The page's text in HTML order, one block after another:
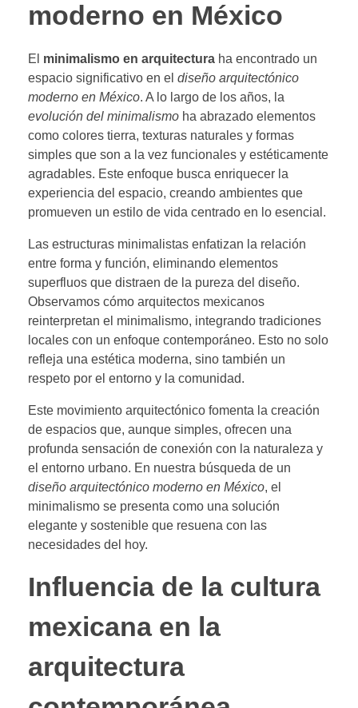
moderno en México
El minimalismo en arquitectura ha encontrado un
espacio significativo en el diseño arquitectónico
moderno en México. A lo largo de los años, la
evolución del minimalismo ha abrazado elementos
como colores tierra, texturas naturales y formas
simples que son a la vez funcionales y estéticamente
agradables. Este enfoque busca enriquecer la
experiencia del espacio, creando ambientes que
promueven un estilo de vida centrado en lo esencial.
Las estructuras minimalistas enfatizan la relación
entre forma y función, eliminando elementos
superfluos que distraen de la pureza del diseño.
Observamos cómo arquitectos mexicanos
reinterpretan el minimalismo, integrando tradiciones
locales con un enfoque contemporáneo. Esto no solo
refleja una estética moderna, sino también un
respeto por el entorno y la comunidad.
Este movimiento arquitectónico fomenta la creación
de espacios que, aunque simples, ofrecen una
profunda sensación de conexión con la naturaleza y
el entorno urbano. En nuestra búsqueda de un
diseño arquitectónico moderno en México, el
minimalismo se presenta como una solución
elegante y sostenible que resuena con las
necesidades del hoy.
Influencia de la cultura
mexicana en la
arquitectura